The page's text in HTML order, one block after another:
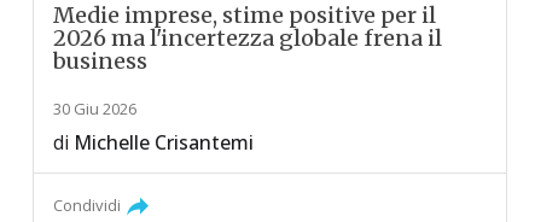
Medie imprese, stime positive per il
2026 ma l'incertezza globale frena il
business
30 Giu 2026
di Michelle Crisantemi
Condividi